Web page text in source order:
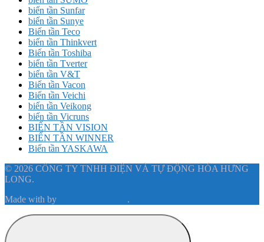
biến tần Sunfar
biến tần Sunye
Biến tần Teco
biến tần Thinkvert
Biến tần Toshiba
biến tần Tverter
biến tần V&T
Biến tần Vacon
Biến tần Veichi
biến tần Veikong
biến tần Vicruns
BIẾN TẦN VISION
BIẾN TẦN WINNER
Biến tần YASKAWA
© 2026 CÔNG TY TNHH ĐIỆN VÀ TỰ ĐỘNG HÓA HƯNG
LONG.
Made with by .